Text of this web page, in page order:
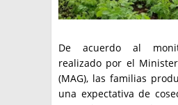
De acuerdo al
realizado por el
(MAG), las familias
una expectativa de